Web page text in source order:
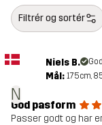
Filtrér og sortér
N
Niels B.
Mål: 175cm,
God pasform
Passer godt og har